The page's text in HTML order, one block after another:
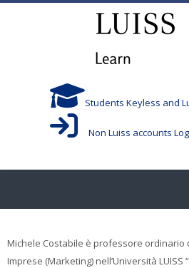
Students Keyless and
Non Luiss accounts
Michele Costabile è professore ordinario
Imprese (Marketing) nell’Università LUISS